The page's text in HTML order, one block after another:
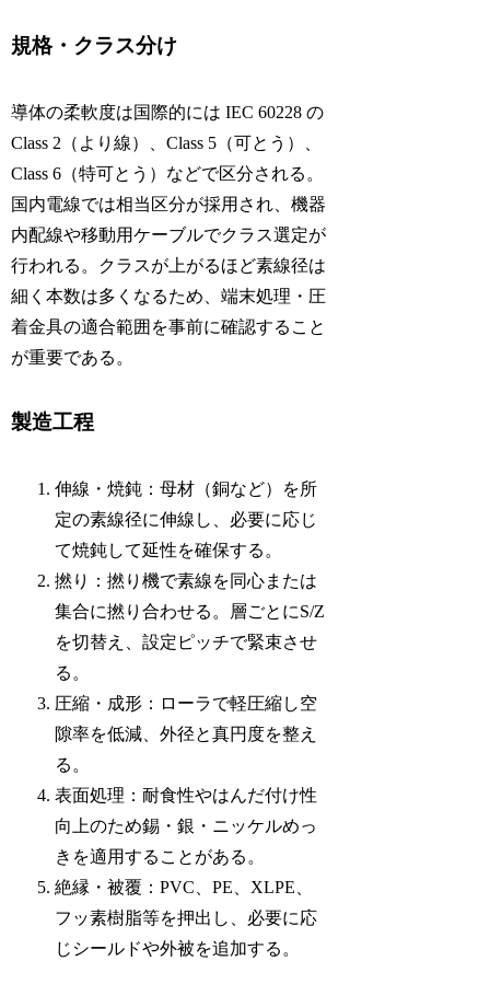
規格・クラス分け
導体の柔軟度は国際的には IEC 60228 の
Class 2（より線）、Class 5（可とう）、
Class 6（特可とう）などで区分される。
国内電線では相当区分が採用され、機器
内配線や移動用ケーブルでクラス選定が
行われる。クラスが上がるほど素線径は
細く本数は多くなるため、端末処理・圧
着金具の適合範囲を事前に確認すること
が重要である。
製造工程
伸線・焼鈍：母材（銅など）を所
定の素線径に伸線し、必要に応じ
て焼鈍して延性を確保する。
撚り：撚り機で素線を同心または
集合に撚り合わせる。層ごとにS/Z
を切替え、設定ピッチで緊束させ
る。
圧縮・成形：ローラで軽圧縮し空
隙率を低減、外径と真円度を整え
る。
表面処理：耐食性やはんだ付け性
向上のため錫・銀・ニッケルめっ
きを適用することがある。
絶縁・被覆：PVC、PE、XLPE、
フッ素樹脂等を押出し、必要に応
じシールドや外被を追加する。